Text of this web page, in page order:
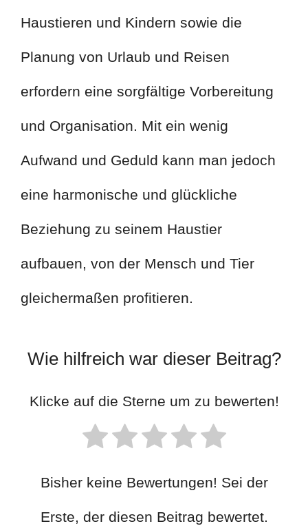
Haustieren und Kindern sowie die
Planung von Urlaub und Reisen
erfordern eine sorgfältige Vorbereitung
und Organisation. Mit ein wenig
Aufwand und Geduld kann man jedoch
eine harmonische und glückliche
Beziehung zu seinem Haustier
aufbauen, von der Mensch und Tier
gleichermaßen profitieren.
Wie hilfreich war dieser Beitrag?
Klicke auf die Sterne um zu bewerten!
Bisher keine Bewertungen! Sei der
Erste, der diesen Beitrag bewertet.